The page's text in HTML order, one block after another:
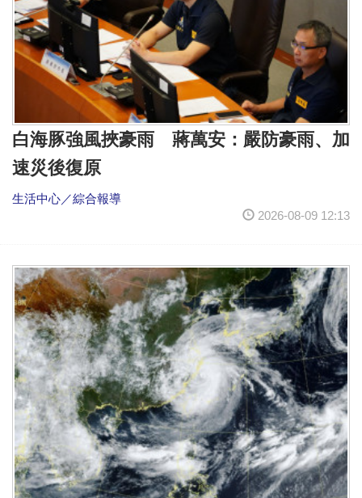
白海豚強風挾豪雨 蔣萬安：嚴防豪雨、加
速災後復原
生活中心／綜合報導
2026-08-09 12:13